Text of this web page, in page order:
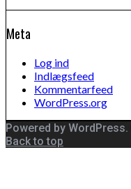
Meta
Log ind
Indlægsfeed
Kommentarfeed
WordPress.org
Powered by WordPress.
Back to top